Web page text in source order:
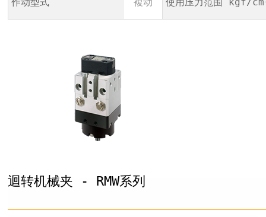
作动型式 複动 使用压力范围 kgf/
迴转机械夹 - RMW系列